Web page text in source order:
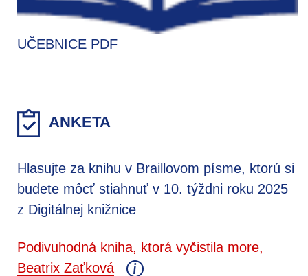
UČEBNICE PDF
ANKETA
Hlasujte za knihu v Braillovom písme, ktorú si
budete môcť stiahnuť v 10. týždni roku 2025
z Digitálnej knižnice
Podivuhodná kniha, ktorá vyčistila more,
Beatrix Zaťková